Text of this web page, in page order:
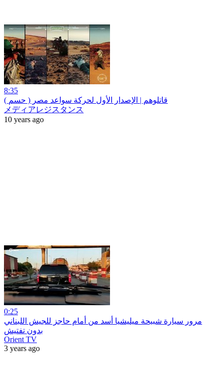
8:35
( قاتلوهم | الإصدار الأول لحركة سواعد مصر ( حسم
メディアレジスタンス
10 years ago
0:25
مرور سيارة شبيحة ميليشيا أسد من أمام حاجز للجيش اللبناني
بدون تفتيش
Orient TV
3 years ago